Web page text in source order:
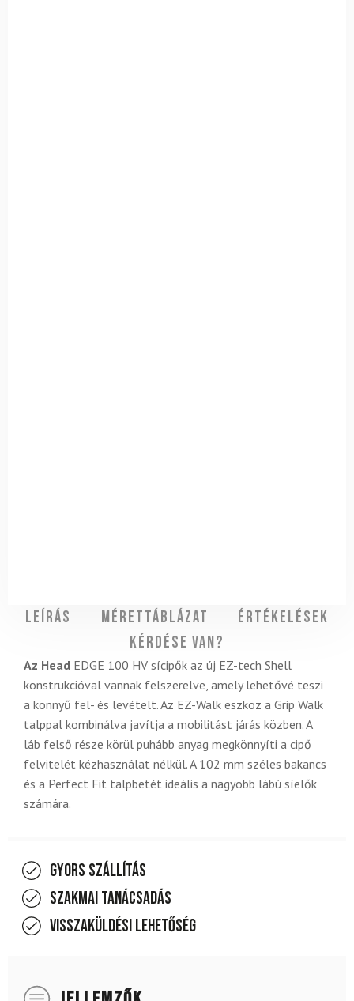
Leírás Mérettáblázat
Értékelések
Kérdése van?
Az Head EDGE 100 HV sícipők az új EZ-tech Shell
konstrukcióval vannak felszerelve, amely lehetővé teszi
a könnyű fel- és levételt. Az EZ-Walk eszköz a Grip Walk
talppal kombinálva javítja a mobilitást járás közben. A
láb felső része körül puhább anyag megkönnyíti a cipő
felvitelét kézhasználat nélkül. A 102 mm széles bakancs
és a Perfect Fit talpbetét ideális a nagyobb lábú síelők
számára.
Gyors szállítás
Szakmai tanácsadás
Visszaküldési lehetőség